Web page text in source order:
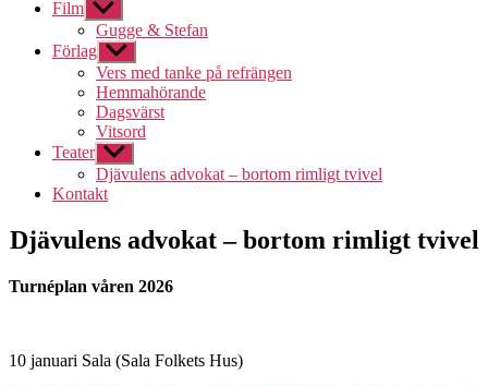
Film Visa
undermeny
Gugge & Stefan
Förlag Visa
undermeny
Vers med tanke på refrängen
Hemmahörande
Dagsvärst
Vitsord
Teater Visa
undermeny
Djävulens advokat – bortom rimligt tvivel
Kontakt
Djävulens advokat – bortom rimligt tvivel
Turnéplan våren 2026
10 januari Sala (Sala Folkets Hus)